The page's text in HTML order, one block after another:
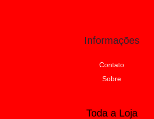
Informações
Contato
Sobre
Toda a Loja